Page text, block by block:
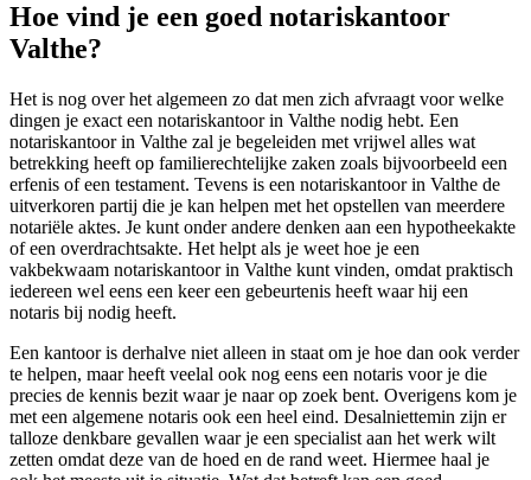
Hoe vind je een goed notariskantoor
Valthe?
Het is nog over het algemeen zo dat men zich afvraagt voor welke
dingen je exact een notariskantoor in Valthe nodig hebt. Een
notariskantoor in Valthe zal je begeleiden met vrijwel alles wat
betrekking heeft op familierechtelijke zaken zoals bijvoorbeeld een
erfenis of een testament. Tevens is een notariskantoor in Valthe de
uitverkoren partij die je kan helpen met het opstellen van meerdere
notariële aktes. Je kunt onder andere denken aan een hypotheekakte
of een overdrachtsakte. Het helpt als je weet hoe je een
vakbekwaam notariskantoor in Valthe kunt vinden, omdat praktisch
iedereen wel eens een keer een gebeurtenis heeft waar hij een
notaris bij nodig heeft.
Een kantoor is derhalve niet alleen in staat om je hoe dan ook verder
te helpen, maar heeft veelal ook nog eens een notaris voor je die
precies de kennis bezit waar je naar op zoek bent. Overigens kom je
met een algemene notaris ook een heel eind. Desalniettemin zijn er
talloze denkbare gevallen waar je een specialist aan het werk wilt
zetten omdat deze van de hoed en de rand weet. Hiermee haal je